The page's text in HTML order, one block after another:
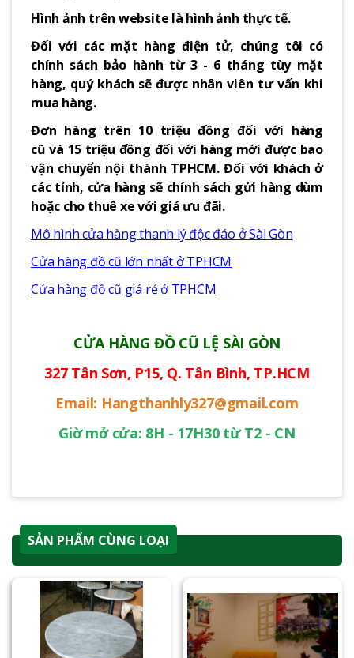
Hình ảnh trên website là hình ảnh thực tế.
Đối với các mặt hàng điện tử, chúng tôi có
chính sách bảo hành từ 3 - 6 tháng tùy mặt
hàng, quý khách sẽ được nhân viên tư vấn khi
mua hàng.
Đơn hàng trên 10 triệu đồng đối với hàng
cũ và 15 triệu đồng đối với hàng mới được bao
vận chuyển nội thành TPHCM. Đối với khách ở
các tỉnh, cửa hàng sẽ chính sách gửi hàng dùm
hoặc cho thuê xe với giá ưu đãi.
Mô hình cửa hàng thanh lý độc đáo ở Sài Gòn
Cửa hàng đồ cũ lớn nhất ở TPHCM
Cửa hàng đồ cũ giá rẻ ở TPHCM
CỬA HÀNG ĐỒ CŨ LỆ SÀI GÒN
327 Tân Sơn, P15, Q. Tân Bình, TP.HCM
Email: Hangthanhly327@gmail.com
Giờ mở cửa: 8H - 17H30 từ T2 - CN
SẢN PHẨM CÙNG LOẠI